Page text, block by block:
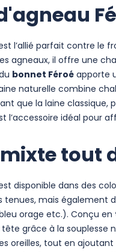
l’allié parfait contre le
agneaux, il offre une
bonnet Féroé apporte
naturelle combine
que la laine classique,
l’accessoire idéal pour
tout
disponible dans des
mais également
orage etc.). Conçu en
grâce à la souplesse
oreilles, tout en